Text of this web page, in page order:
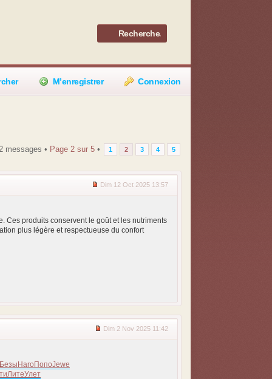
Connexion
M’enregistrer
messages • Page 2sur 5• 1 2 3 4 5
Dim 12 Oct 2025 13:57
Ces produits conservent le goût et les nutriments
plus légère et respectueuse du confort
Dim 2 Nov 2025 11:42
Безы Haro ПопоJewe
ЛитеУлет